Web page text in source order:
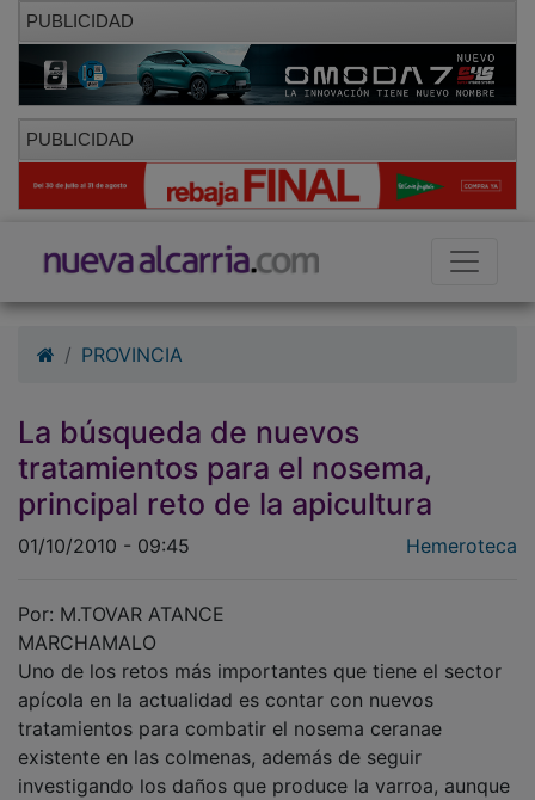
PUBLICIDAD
PUBLICIDAD
PROVINCIA
La búsqueda de nuevos
tratamientos para el nosema,
principal reto de la apicultura
01/10/2010 - 09:45 Hemeroteca
Por: M.TOVAR ATANCE
MARCHAMALO
Uno de los retos más importantes que tiene el sector
apícola en la actualidad es contar con nuevos
tratamientos para combatir el nosema ceranae
existente en las colmenas, además de seguir
investigando los daños que produce la varroa, aunque